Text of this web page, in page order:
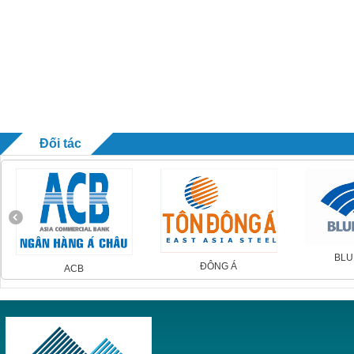
Đối tác
ĐÔNG Á